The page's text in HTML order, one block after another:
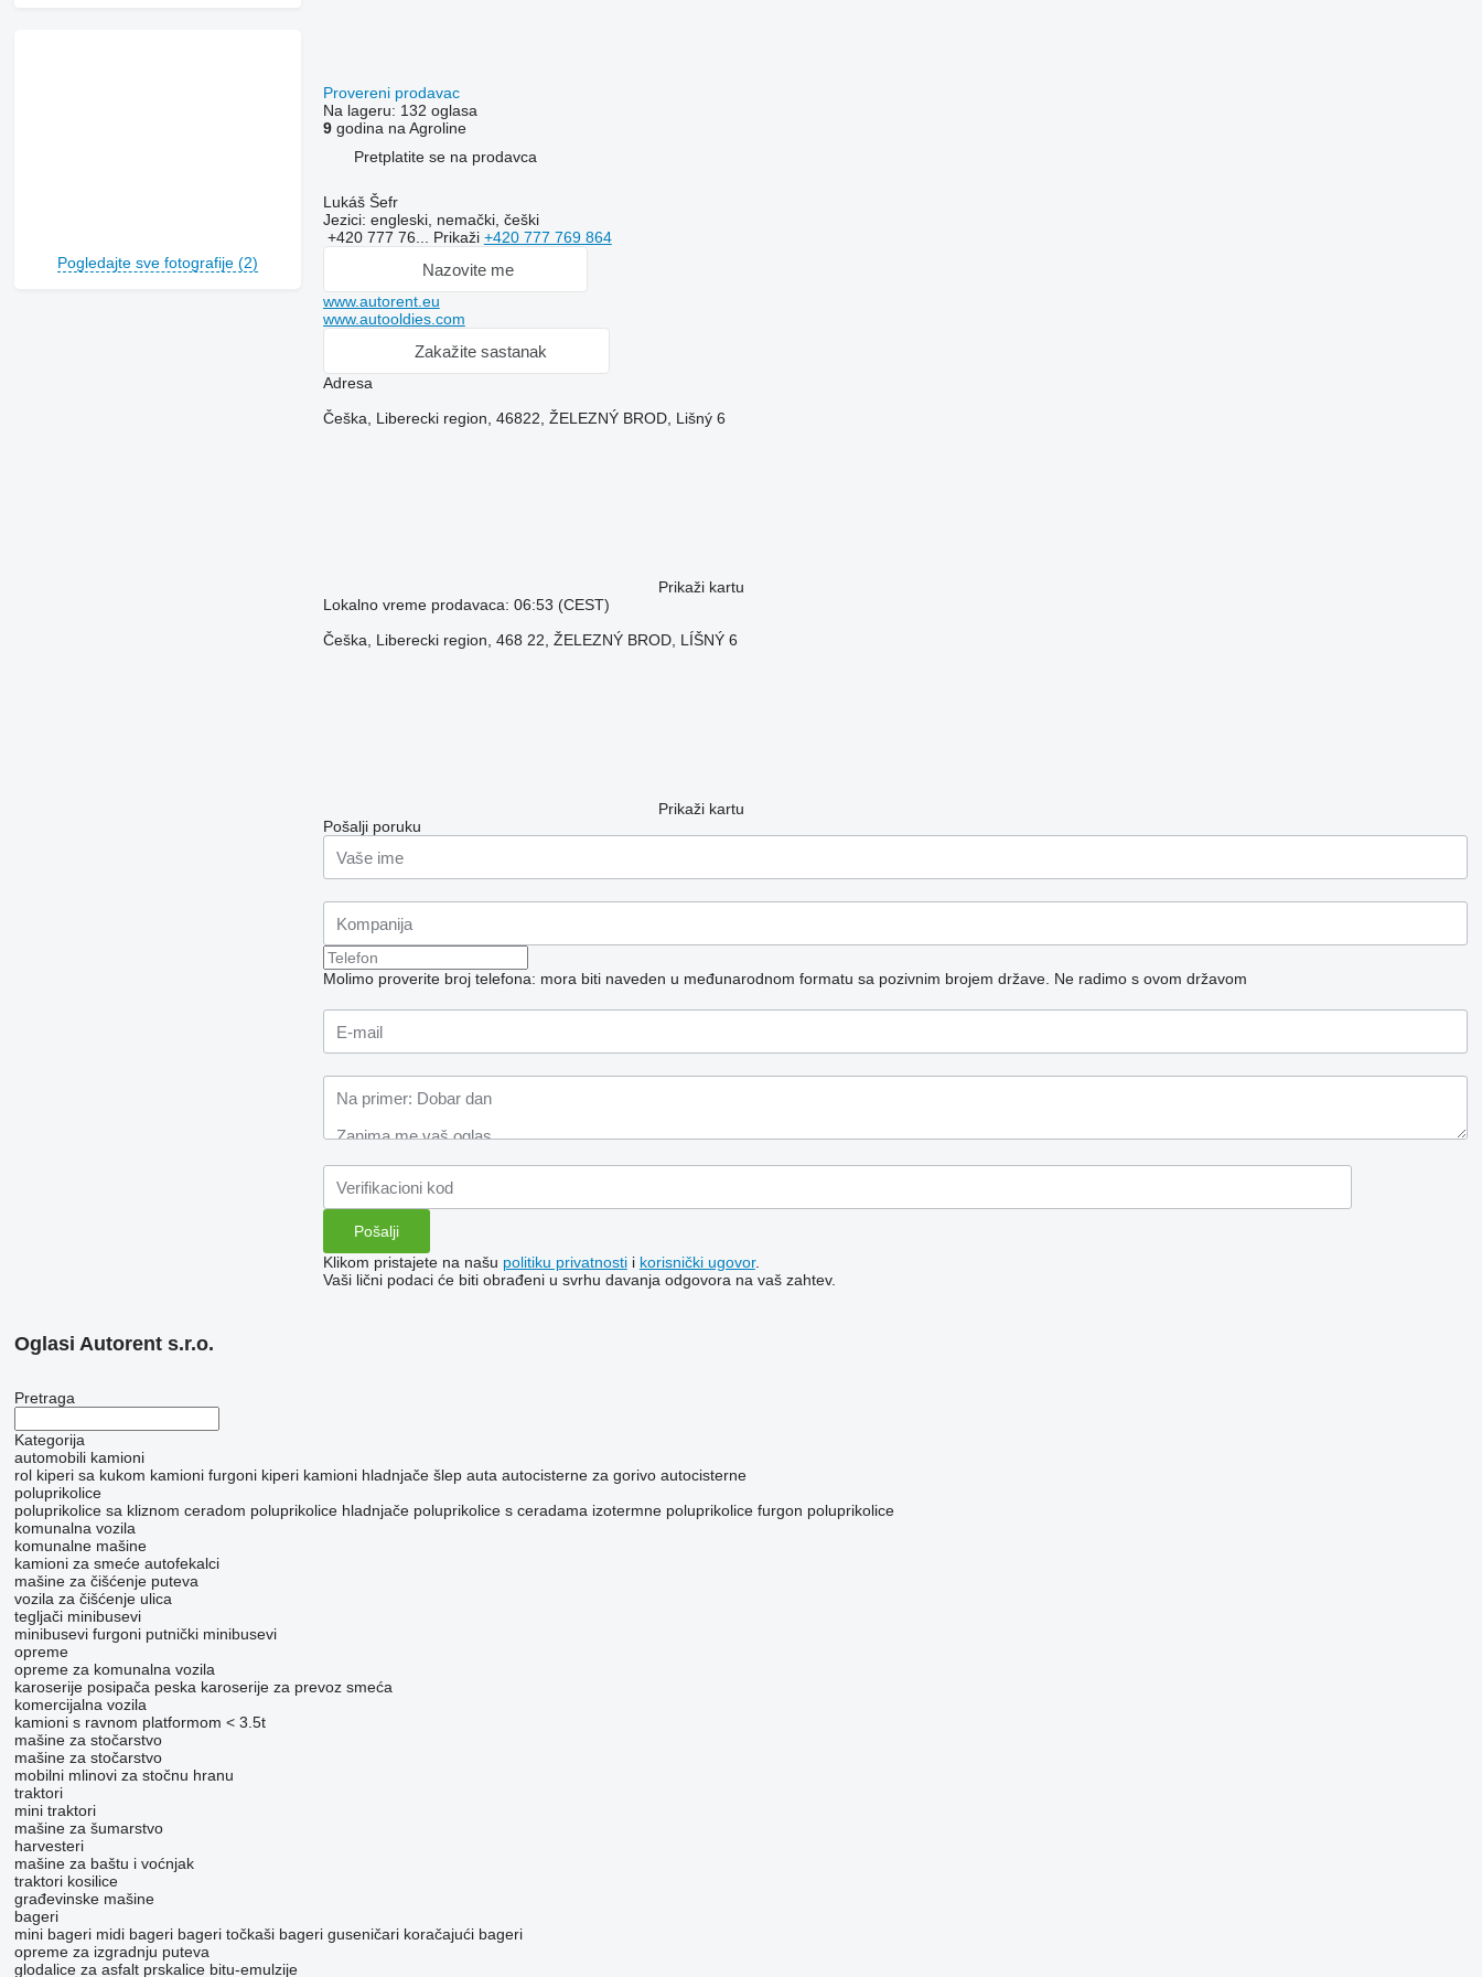
Pogledajte sve fotografije (2)
Provereni prodavac
Na lageru: 132 oglasa
9godina na Agroline
Pretplatite se na prodavca
Lukáš Šefr
Jezici: engleski, nemački, češki
+420 777 76... Prikaži +420 777 769 864
Nazovite me
www.autorent.eu
www.autooldies.com
Zakažite sastanak
Adresa
Češka, Liberecki region, 46822, ŽELEZNÝ BROD, Lišný 6
Prikaži kartu
Lokalno vreme prodavaca: 06:53 (CEST)
Češka, Liberecki region, 468 22, ŽELEZNÝ BROD, LÍŠNÝ 6
Prikaži kartu
Pošalji poruku
Molimo proverite broj telefona: mora biti naveden u međunarodnom formatu sa pozivnim brojem države. Ne radimo s ovom državom
Klikom pristajete na našu politiku privatnostii korisnički ugovor.
Vaši lični podaci će biti obrađeni u svrhu davanja odgovora na vaš zahtev.
Oglasi Autorent s.r.o.
Pretraga
Kategorija
automobili kamioni
rol kiperi sa kukom kamioni furgoni kiperi kamioni hladnjače šlep auta autocisterne za gorivo autocisterne
poluprikolice
poluprikolice sa kliznom ceradom poluprikolice hladnjače poluprikolice s ceradama izotermne poluprikolice furgon poluprikolice
komunalna vozila
komunalne mašine
kamioni za smeće autofekalci
mašine za čišćenje puteva
vozila za čišćenje ulica
tegljači minibusevi
minibusevi furgoni putnički minibusevi
opreme
opreme za komunalna vozila
karoserije posipača peska karoserije za prevoz smeća
komercijalna vozila
kamioni s ravnom platformom < 3.5t
mašine za stočarstvo
mašine za stočarstvo
mobilni mlinovi za stočnu hranu
traktori
mini traktori
mašine za šumarstvo
harvesteri
mašine za baštu i voćnjak
traktori kosilice
građevinske mašine
bageri
mini bageri midi bageri bageri točkaši bageri guseničari koračajući bageri
opreme za izgradnju puteva
glodalice za asfalt prskalice bitu-emulzije